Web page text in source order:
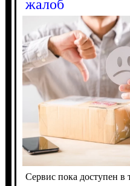
жалоб
Сервис пока доступен в